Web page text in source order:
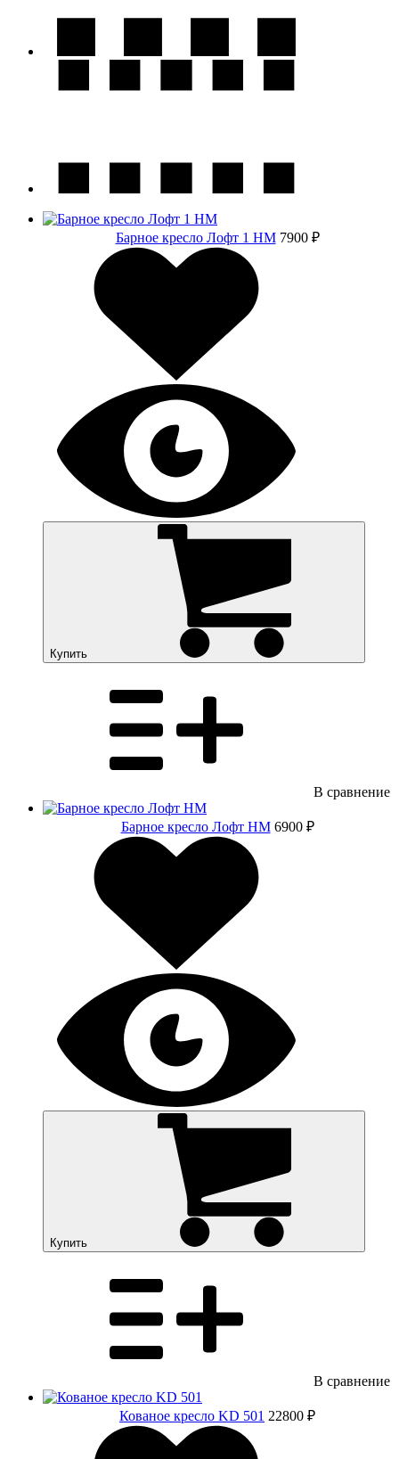
Барное кресло Лофт 1 НМ 7900 ₽
Купить
В сравнение
Барное кресло Лофт НМ 6900 ₽
Купить
В сравнение
Кованое кресло KD 501 22800 ₽